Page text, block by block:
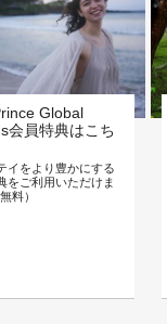
Global
会員特典はこち
イをより豊かにする
をご利用いただけま
料）